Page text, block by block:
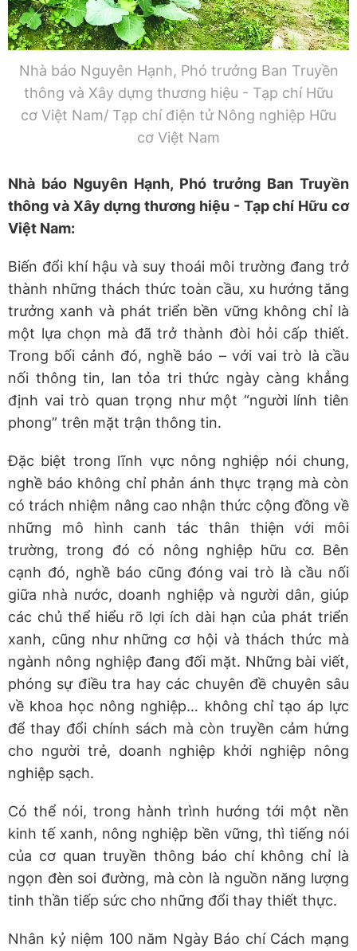
Nhà báo Nguyên Hạnh, Phó trưởng Ban Truyền
thông và Xây dựng thương hiệu - Tạp chí Hữu
cơ Việt Nam/ Tạp chí điện tử Nông nghiệp Hữu
cơ Việt Nam
Nhà báo Nguyên Hạnh, Phó trưởng Ban Truyền
thông và Xây dựng thương hiệu - Tạp chí Hữu cơ
Việt Nam:
Biến đổi khí hậu và suy thoái môi trường đang trở
thành những thách thức toàn cầu, xu hướng tăng
trưởng xanh và phát triển bền vững không chỉ là
một lựa chọn mà đã trở thành đòi hỏi cấp thiết.
Trong bối cảnh đó, nghề báo – với vai trò là cầu
nối thông tin, lan tỏa tri thức ngày càng khẳng
định vai trò quan trọng như một “người lính tiên
phong” trên mặt trận thông tin.
Đặc biệt trong lĩnh vực nông nghiệp nói chung,
nghề báo không chỉ phản ánh thực trạng mà còn
có trách nhiệm nâng cao nhận thức cộng đồng về
những mô hình canh tác thân thiện với môi
trường, trong đó có nông nghiệp hữu cơ. Bên
cạnh đó, nghề báo cũng đóng vai trò là cầu nối
giữa nhà nước, doanh nghiệp và người dân, giúp
các chủ thể hiểu rõ lợi ích dài hạn của phát triển
xanh, cũng như những cơ hội và thách thức mà
ngành nông nghiệp đang đối mặt. Những bài viết,
phóng sự điều tra hay các chuyên đề chuyên sâu
về khoa học nông nghiệp… không chỉ tạo áp lực
để thay đổi chính sách mà còn truyền cảm hứng
cho người trẻ, doanh nghiệp khởi nghiệp nông
nghiệp sạch.
Có thể nói, trong hành trình hướng tới một nền
kinh tế xanh, nông nghiệp bền vững, thì tiếng nói
của cơ quan truyền thông báo chí không chỉ là
ngọn đèn soi đường, mà còn là nguồn năng lượng
tinh thần tiếp sức cho những đổi thay thiết thực.
Nhân kỷ niệm 100 năm Ngày Báo chí Cách mạng